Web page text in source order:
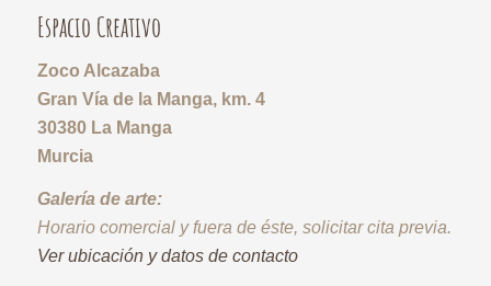
Espacio Creativo
Zoco Alcazaba
Gran Vía de la Manga, km. 4
30380 La Manga
Murcia
Galería de arte:
Horario comercial y fuera de éste, solicitar cita previa.
Ver ubicación y datos de contacto